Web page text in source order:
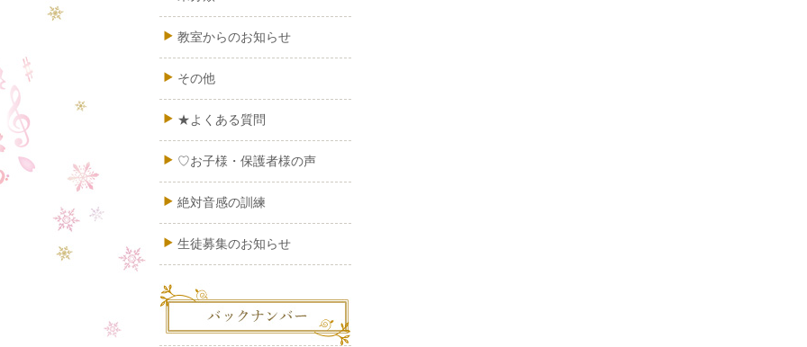
教室からのお知らせ
その他
★よくある質問
♡お子様・保護者様の声
絶対音感の訓練
生徒募集のお知らせ